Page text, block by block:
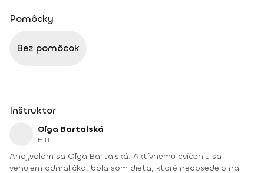
Pomôcky
Bez pomôcok
Inštruktor
Oľga Bartalská
HIIT
Ahoj,volám sa Oľga Bartalská. Aktívnemu cvičeniu sa
venujem odmalička, bola som dieťa, ktoré neobsedelo na